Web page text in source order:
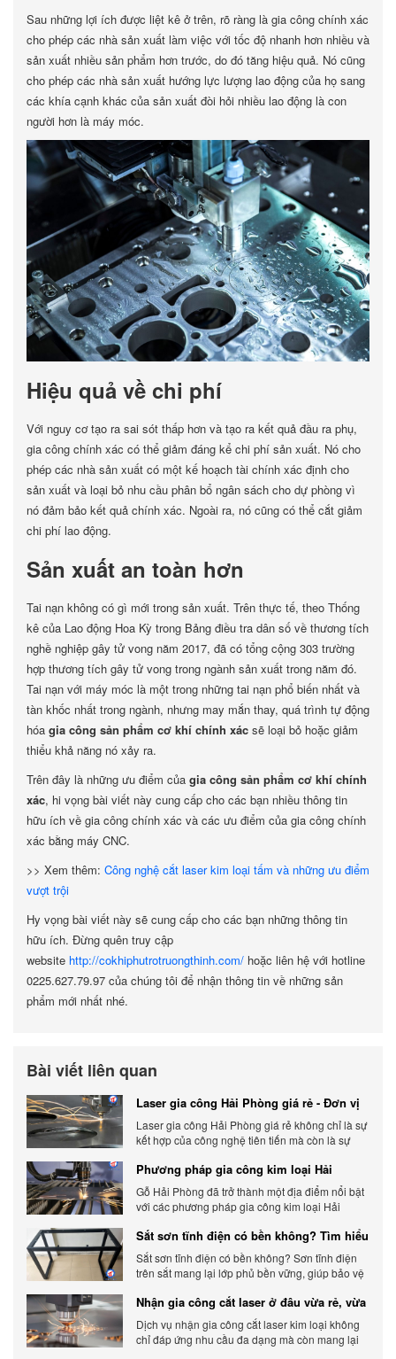
Sau những lợi ích được liệt kê ở trên, rõ ràng là gia công chính xác
cho phép các nhà sản xuất làm việc với tốc độ nhanh hơn nhiều và
sản xuất nhiều sản phẩm hơn trước, do đó tăng hiệu quả. Nó cũng
cho phép các nhà sản xuất hướng lực lượng lao động của họ sang
các khía cạnh khác của sản xuất đòi hỏi nhiều lao động là con
người hơn là máy móc.
Hiệu quả về chi phí
Với nguy cơ tạo ra sai sót thấp hơn và tạo ra kết quả đầu ra phụ,
gia công chính xác có thể giảm đáng kể chi phí sản xuất. Nó cho
phép các nhà sản xuất có một kế hoạch tài chính xác định cho
sản xuất và loại bỏ nhu cầu phân bổ ngân sách cho dự phòng vì
nó đảm bảo kết quả chính xác. Ngoài ra, nó cũng có thể cắt giảm
chi phí lao động.
Sản xuất an toàn hơn
Tai nạn không có gì mới trong sản xuất. Trên thực tế, theo Thống
kê của Lao động Hoa Kỳ trong Bảng điều tra dân số về thương tích
nghề nghiệp gây tử vong năm 2017, đã có tổng cộng 303 trường
hợp thương tích gây tử vong trong ngành sản xuất trong năm đó.
Tai nạn với máy móc là một trong những tai nạn phổ biến nhất và
tàn khốc nhất trong ngành, nhưng may mắn thay, quá trình tự động
hóa gia công sản phẩm cơ khí chính xác sẽ loại bỏ hoặc giảm
thiểu khả năng nó xảy ra.
Trên đây là những ưu điểm của gia công sản phẩm cơ khí chính
xác, hi vọng bài viết này cung cấp cho các bạn nhiều thông tin
hữu ích về gia công chính xác và các ưu điểm của gia công chính
xác bằng máy CNC.
>> Xem thêm: Công nghệ cắt laser kim loại tấm và những ưu điểm
vượt trội
Hy vọng bài viết này sẽ cung cấp cho các bạn những thông tin
hữu ích. Đừng quên truy cập
website http://cokhiphutrotruongthinh.com/ hoặc liên hệ với hotline
0225.627.79.97 của chúng tôi để nhận thông tin về những sản
phẩm mới nhất nhé.
Bài viết liên quan
Laser gia công Hải Phòng giá rẻ - Đơn vị
gia công báo giá chính xác
Laser gia công Hải Phòng giá rẻ không chỉ là sự
kết hợp của công nghệ tiên tiến mà còn là sự
khách hàng. Xem ngay nhé.
Phương pháp gia công kim loại Hải
Phòng phổ biến hiện nay
Gỗ Hải Phòng đã trở thành một địa điểm nổi bật
với các phương pháp gia công kim loại Hải
Sắt sơn tĩnh điện có bền không? Tìm hiểu
chi tiết
Sắt sơn tĩnh điện có bền không? Sơn tĩnh điện
trên sắt mang lại lớp phủ bền vững, giúp bảo vệ
động bên ngoài.
Nhận gia công cắt laser ở đâu vừa rẻ, vừa
chất lượng
Dịch vụ nhận gia công cắt laser kim loại không
chỉ đáp ứng nhu cầu đa dạng mà còn mang lại